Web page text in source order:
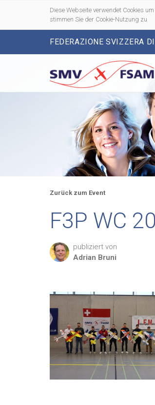
Diese Webseite verwendet Cookies
stimmen Sie der Cookie-Nutzung zu
FEDERAZIONE SVIZZERA
Zurück zum Event
F3P WC
publiziert von
Adrian Bruni